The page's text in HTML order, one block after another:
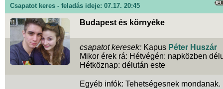
Csapatot keres - feladás ideje: 07.17. 20:45
Budapest és környéke
csapatot keresek: Kapus Péter Huszár
Mikor érek rá: Hétvégén: napközben
Hétköznap: délután este
Egyéb infók: Tehetségesnek mondanak.